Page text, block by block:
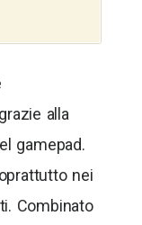
alla
gamepad.
nei
Combinato